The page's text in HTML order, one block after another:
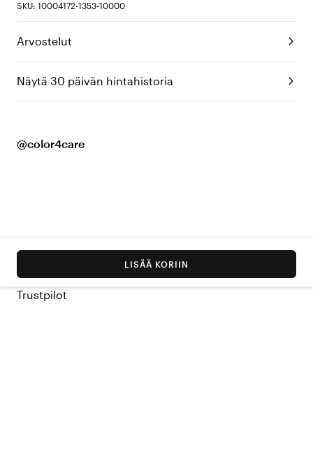
SKU: 10004172-1353-10000
Arvostelut
Näytä 30 päivän hintahistoria
@color4care
LISÄÄ KORIIN
Trustpilot